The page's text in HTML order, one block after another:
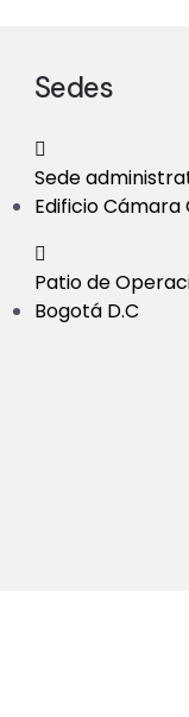
Sedes
Sede
Edificio
Patio de
Bogotá D.C